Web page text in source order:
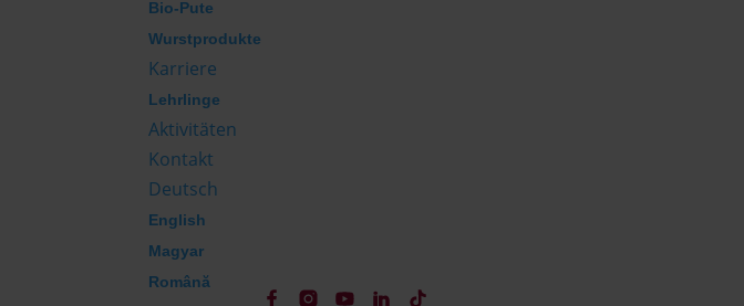
Bio-Pute
Wurstprodukte
Karriere
Lehrlinge
Aktivitäten
Kontakt
Deutsch
English
Magyar
Română